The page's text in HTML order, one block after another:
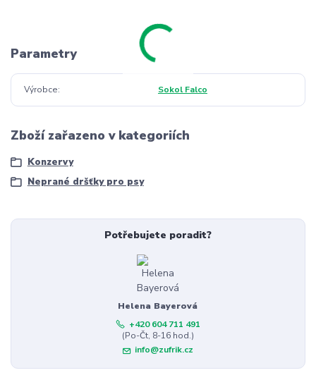
Parametry
Výrobce Sokol Falco
Zboží zařazeno v kategoriích
Konzervy
Neprané dršťky pro psy
Potřebujete poradit?
Helena Bayerová
+420 604 711 491
(Po-Čt, 8-16 hod.)
info@zufrik.cz